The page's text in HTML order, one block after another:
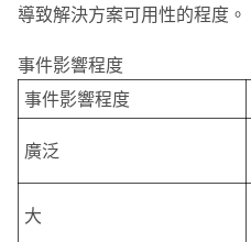
導致解決方案可用性的程度。
事件影響程度
事件影響程度
廣泛
大